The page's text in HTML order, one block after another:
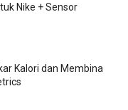
Nike + Sensor
Kalori dan Membina